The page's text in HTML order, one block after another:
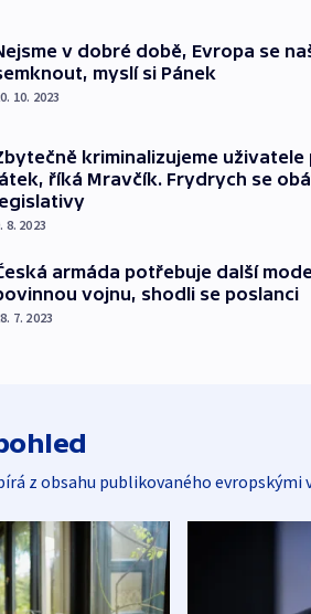
v dobré době, Evropa se
myslí si Pánek
10. 2023
kriminalizujeme
říká Mravčík. Frydrych se
8. 2023
armáda potřebuje další
vojnu, shodli se poslanci
7. 2023
z obsahu publikovaného evropskými